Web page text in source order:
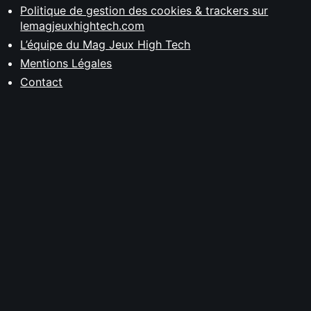
Politique de gestion des cookies & trackers sur
lemagjeuxhightech.com
L’équipe du Mag Jeux High Tech
Mentions Légales
Contact